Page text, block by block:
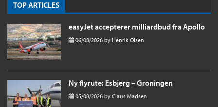
TOP ARTICLES
easyJet accepterer milliardbud fra Apollo
06/08/2026 by Henrik Olsen
Ny flyrute: Esbjerg – Groningen
05/08/2026 by Claus Madsen